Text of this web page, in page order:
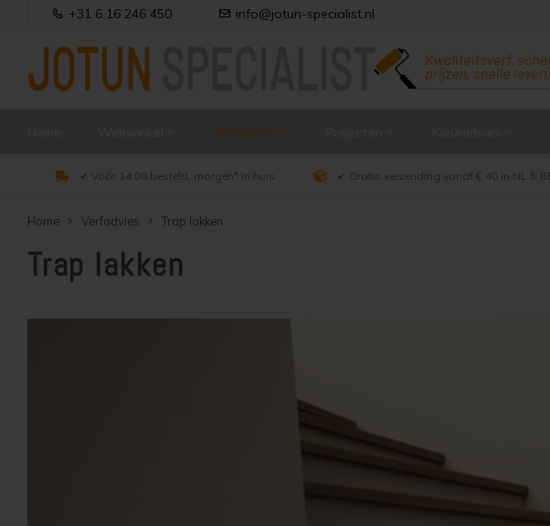
+31 6 16 246 450 info@jotun-specialist.nl
Verfadvies
✔ Vóór 14:00 besteld, morgen* in huis ✔ Gratis verzending vanaf € 40 in NL & BE
Home Verfadvies Trap lakken
Trap lakken